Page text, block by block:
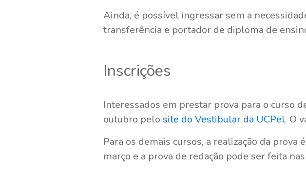
Ainda, é possível ingressar sem a
transferência e portador de diploma de
Inscrições
Interessados em prestar prova para o curso
outubro pelo site do Vestibular da UCPel. O
Para os demais cursos, a realização da
março e a prova de redação pode ser feita